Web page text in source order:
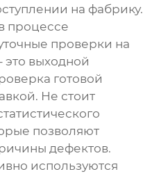
на фабрику.
процессе
проверки на
это выходной
готовой
Не стоит
позволяют
дефектов.
используются